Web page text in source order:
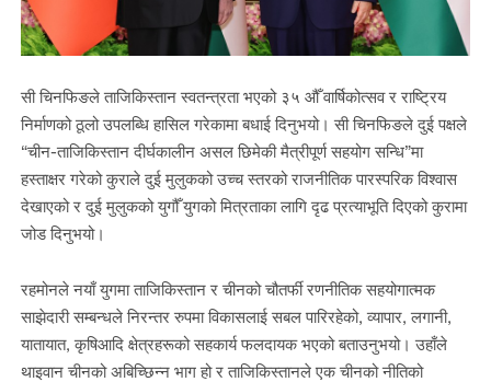
सी चिनफिङले ताजिकिस्तान स्वतन्त्रता भएको ३५ औँ वार्षिकोत्सव र राष्ट्रिय
निर्माणको ठूलो उपलब्धि हासिल गरेकामा बधाई दिनुभयो। सी चिनफिङले दुई पक्षले
“चीन-ताजिकिस्तान दीर्घकालीन असल छिमेकी मैत्रीपूर्ण सहयोग सन्धि”मा
हस्ताक्षर गरेको कुराले दुई मुलुकको उच्च स्तरको राजनीतिक पारस्परिक विश्वास
देखाएको र दुई मुलुकको युगौँ युगको मित्रताका लागि दृढ प्रत्याभूति दिएको कुरामा
जोड दिनुभयो।
रहमोनले नयाँ युगमा ताजिकिस्तान र चीनको चौतर्फी रणनीतिक सहयोगात्मक
साझेदारी सम्बन्धले निरन्तर रुपमा विकासलाई सबल पारिरहेको, व्यापार, लगानी,
यातायात, कृषिआदि क्षेत्रहरूको सहकार्य फलदायक भएको बताउनुभयो। उहाँले
थाइवान चीनको अबिच्छिन्न भाग हो र ताजिकिस्तानले एक चीनको नीतिको